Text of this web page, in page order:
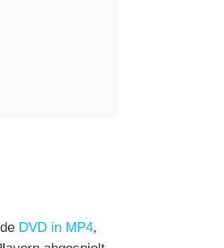
DVD in MP4,